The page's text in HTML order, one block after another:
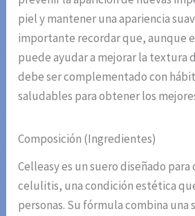
piel y mantener una apariencia
importante recordar que, aunque
puede ayudar a mejorar la textura
debe ser complementado con
saludables para obtener los
Composición (Ingredientes)
Celleasy es un suero diseñado
celulitis, una condición estética
personas. Su fórmula combina una